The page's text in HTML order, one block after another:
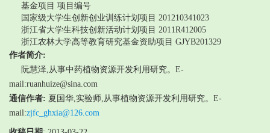
基金项目 项目编号
国家级大学生创新创业训练计划项目 201210341023
浙江省大学生科技创新活动计划项目 2011R412005
浙江农林大学高等教育研究基金资助项目 GJYB201329
作者简介:
阮慧泽,从事中药植物资源开发利用研究。E-
mail:ruanhuize@sina.com
通信作者: 夏国华,实验师,从事植物资源开发利用研究。E-
mail:zjfc_ghxia@126.com